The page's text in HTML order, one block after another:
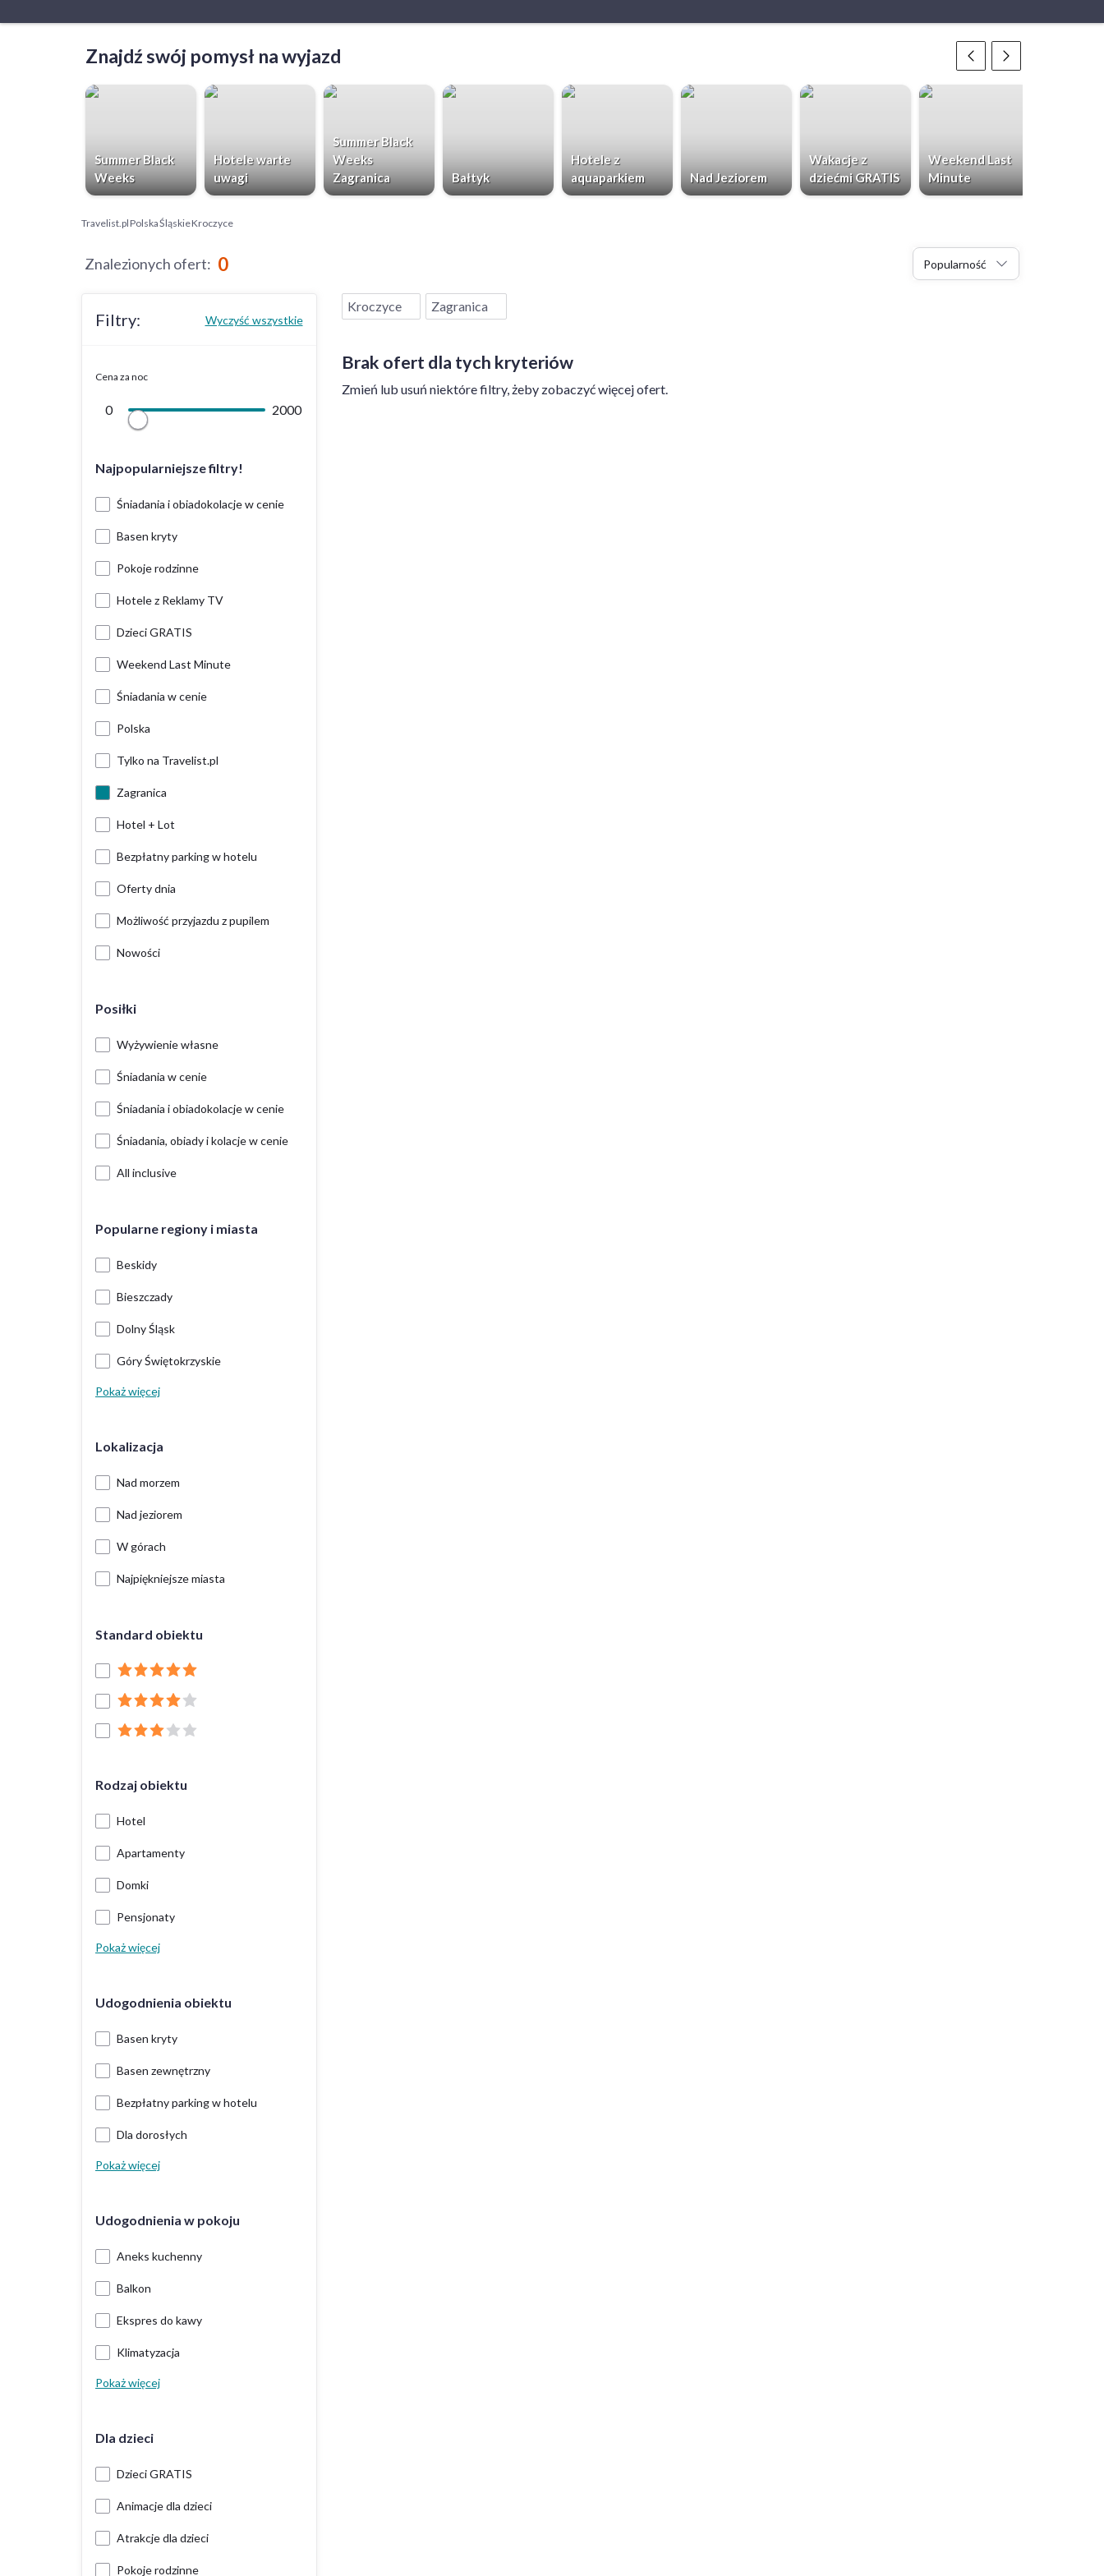
Znajdź swój pomysł na wyjazd
Summer Black
Weeks
Hotele warte
uwagi
Summer Black
Weeks
Zagranica
Bałtyk
Hotele z
aquaparkiem
Nad Jeziorem
Wakacje z
dziećmi GRATIS
Weekend Last
Minute
Travelist.plPolskaŚląskieKroczyce
Znalezionych ofert: 0 Popularność
Filtry: Wyczyść wszystkie
Cena za noc
0 2000
Najpopularniejsze filtry!
Śniadania i obiadokolacje w cenie
Basen kryty
Pokoje rodzinne
Hotele z Reklamy TV
Dzieci GRATIS
Weekend Last Minute
Śniadania w cenie
Polska
Tylko na Travelist.pl
Zagranica
Hotel + Lot
Bezpłatny parking w hotelu
Oferty dnia
Możliwość przyjazdu z pupilem
Nowości
Posiłki
Wyżywienie własne
Śniadania w cenie
Śniadania i obiadokolacje w cenie
Śniadania, obiady i kolacje w cenie
All inclusive
Popularne regiony i miasta
Beskidy
Bieszczady
Dolny Śląsk
Góry Świętokrzyskie
Pokaż więcej
Lokalizacja
Nad morzem
Nad jeziorem
W górach
Najpiękniejsze miasta
Standard obiektu
Rodzaj obiektu
Hotel
Apartamenty
Domki
Pensjonaty
Pokaż więcej
Udogodnienia obiektu
Basen kryty
Basen zewnętrzny
Bezpłatny parking w hotelu
Dla dorosłych
Pokaż więcej
Udogodnienia w pokoju
Aneks kuchenny
Balkon
Ekspres do kawy
Klimatyzacja
Pokaż więcej
Dla dzieci
Dzieci GRATIS
Animacje dla dzieci
Atrakcje dla dzieci
Pokoje rodzinne
Kroczyce Zagranica
Brak ofert dla tych kryteriów
Zmień lub usuń niektóre filtry, żeby zobaczyć więcej ofert.